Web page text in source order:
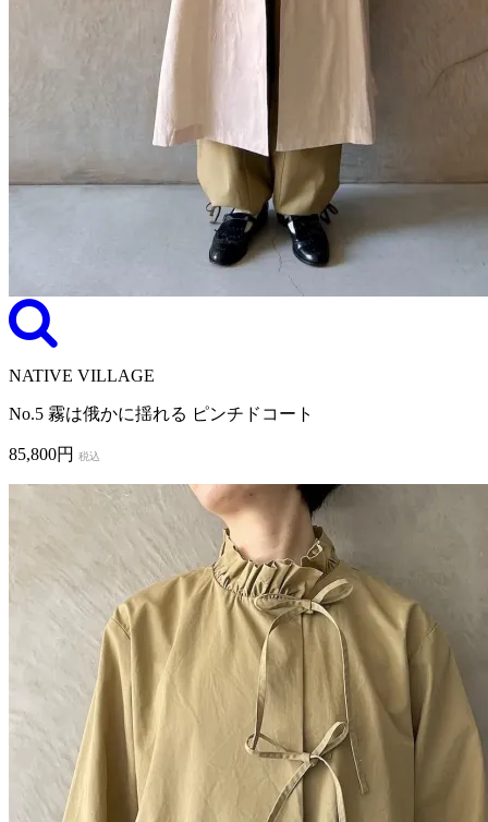
NATIVE VILLAGE
No.5 霧は俄かに揺れる ピンチドコート
85,800円 税込